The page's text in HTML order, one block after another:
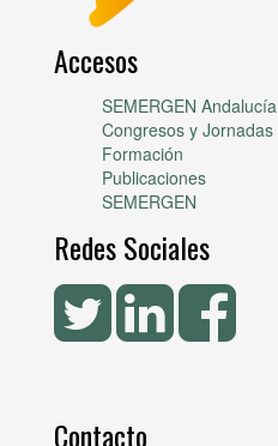
Accesos
SEMERGEN Andalucía
Congresos y Jornadas
Formación
Publicaciones
SEMERGEN
Redes Sociales
Contacto